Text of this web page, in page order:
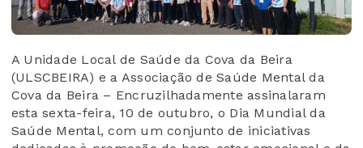
A Unidade Local de Saúde da Cova da Beira
(ULSCBEIRA) e a Associação de Saúde Mental da
Cova da Beira – Encruzilhadamente assinalaram
esta sexta-feira, 10 de outubro, o Dia Mundial da
Saúde Mental, com um conjunto de iniciativas